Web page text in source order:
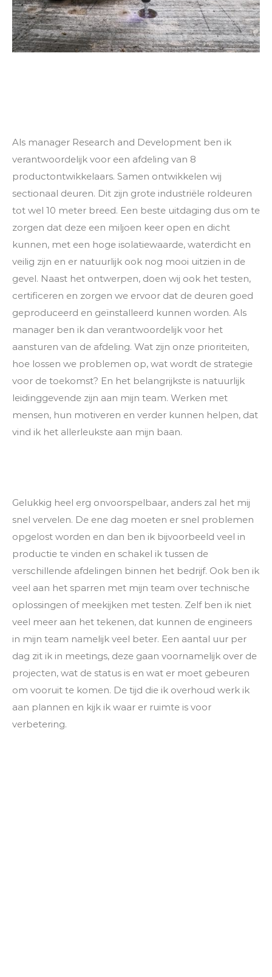
Als manager Research and Development ben ik
verantwoordelijk voor een afdeling van 8
productontwikkelaars. Samen ontwikkelen wij
sectionaal deuren. Dit zijn grote industriële roldeuren
tot wel 10 meter breed. Een beste uitdaging dus om te
zorgen dat deze een miljoen keer open en dicht
kunnen, met een hoge isolatiewaarde, waterdicht en
veilig zijn en er natuurlijk ook nog mooi uitzien in de
gevel. Naast het ontwerpen, doen wij ook het testen,
certificeren en zorgen we ervoor dat de deuren goed
geproduceerd en geïnstalleerd kunnen worden. Als
manager ben ik dan verantwoordelijk voor het
aansturen van de afdeling. Wat zijn onze prioriteiten,
hoe lossen we problemen op, wat wordt de strategie
voor de toekomst? En het belangrijkste is natuurlijk
leidinggevende zijn aan mijn team. Werken met
mensen, hun motiveren en verder kunnen helpen, dat
vind ik het allerleukste aan mijn baan.
Gelukkig heel erg onvoorspelbaar, anders zal het mij
snel vervelen. De ene dag moeten er snel problemen
opgelost worden en dan ben ik bijvoorbeeld veel in
productie te vinden en schakel ik tussen de
verschillende afdelingen binnen het bedrijf. Ook ben ik
veel aan het sparren met mijn team over technische
oplossingen of meekijken met testen. Zelf ben ik niet
veel meer aan het tekenen, dat kunnen de engineers
in mijn team namelijk veel beter. Een aantal uur per
dag zit ik in meetings, deze gaan voornamelijk over de
projecten, wat de status is en wat er moet gebeuren
om vooruit te komen. De tijd die ik overhoud werk ik
aan plannen en kijk ik waar er ruimte is voor
verbetering.